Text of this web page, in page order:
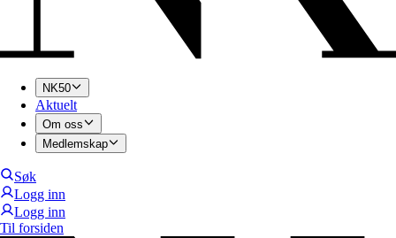
NK50
Aktuelt
Om oss
Medlemskap
Søk
Logg inn
Logg inn
Til forsiden